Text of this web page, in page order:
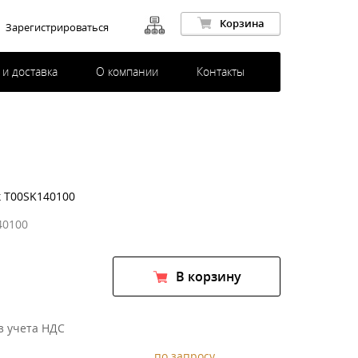
доставка О компании Контакты
Корзина
Зарегистрироваться
В корзину
учета НДС